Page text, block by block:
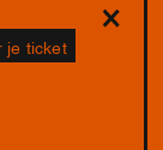
je ticket